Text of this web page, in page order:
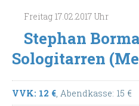
Gesang
(Meisterkonzert)
Freitag 17.02.2017 Uhr
Stephan
Sologitarren
VVK: 12 €, Abendkasse: 15 €